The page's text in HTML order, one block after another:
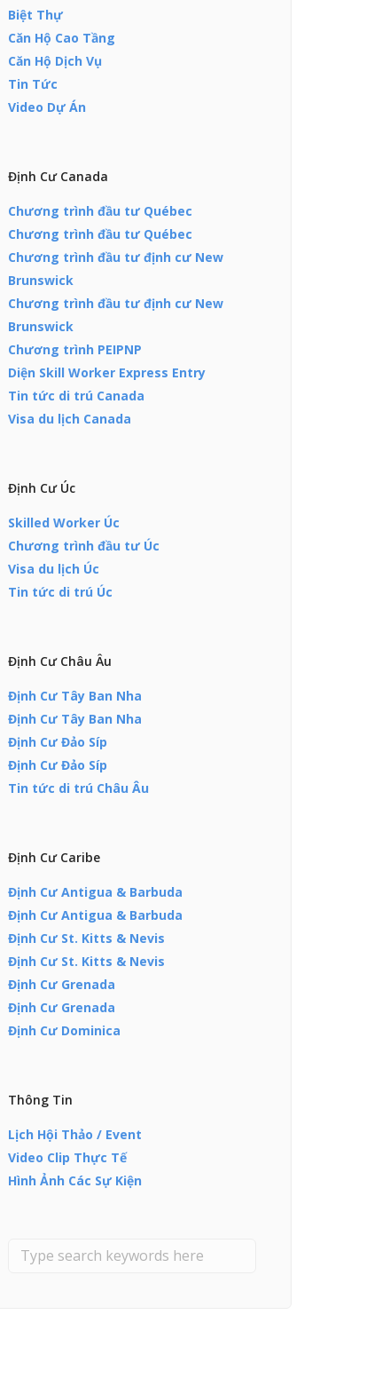
Biệt Thự
Căn Hộ Cao Tầng
Căn Hộ Dịch Vụ
Tin Tức
Video Dự Án
Định Cư Canada
Chương trình đầu tư Québec
Chương trình đầu tư Québec
Chương trình đầu tư định cư New
Brunswick
Chương trình đầu tư định cư New
Brunswick
Chương trình PEIPNP
Diện Skill Worker Express Entry
Tin tức di trú Canada
Visa du lịch Canada
Định Cư Úc
Skilled Worker Úc
Chương trình đầu tư Úc
Visa du lịch Úc
Tin tức di trú Úc
Định Cư Châu Âu
Định Cư Tây Ban Nha
Định Cư Tây Ban Nha
Định Cư Đảo Síp
Định Cư Đảo Síp
Tin tức di trú Châu Âu
Định Cư Caribe
Định Cư Antigua & Barbuda
Định Cư Antigua & Barbuda
Định Cư St. Kitts & Nevis
Định Cư St. Kitts & Nevis
Định Cư Grenada
Định Cư Grenada
Định Cư Dominica
Thông Tin
Lịch Hội Thảo / Event
Video Clip Thực Tế
Hình Ảnh Các Sự Kiện